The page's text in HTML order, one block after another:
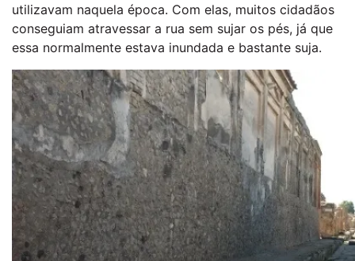
utilizavam naquela época. Com elas, muitos cidadãos
conseguiam atravessar a rua sem sujar os pés, já que
essa normalmente estava inundada e bastante suja.